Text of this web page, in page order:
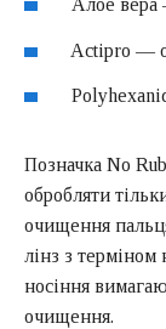
Actipro —
Позначка No
обробляти
очищення
лінз з терміном
носіння
очищення.